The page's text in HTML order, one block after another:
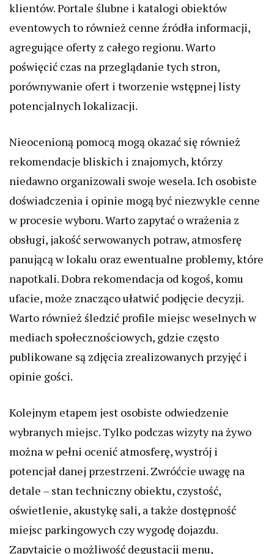
klientów. Portale ślubne i katalogi obiektów
eventowych to również cenne źródła informacji,
agregujące oferty z całego regionu. Warto
poświęcić czas na przeglądanie tych stron,
porównywanie ofert i tworzenie wstępnej listy
potencjalnych lokalizacji.
Nieocenioną pomocą mogą okazać się również
rekomendacje bliskich i znajomych, którzy
niedawno organizowali swoje wesela. Ich osobiste
doświadczenia i opinie mogą być niezwykle cenne
w procesie wyboru. Warto zapytać o wrażenia z
obsługi, jakość serwowanych potraw, atmosferę
panującą w lokalu oraz ewentualne problemy, które
napotkali. Dobra rekomendacja od kogoś, komu
ufacie, może znacząco ułatwić podjęcie decyzji.
Warto również śledzić profile miejsc weselnych w
mediach społecznościowych, gdzie często
publikowane są zdjęcia zrealizowanych przyjęć i
opinie gości.
Kolejnym etapem jest osobiste odwiedzenie
wybranych miejsc. Tylko podczas wizyty na żywo
można w pełni ocenić atmosferę, wystrój i
potencjał danej przestrzeni. Zwróćcie uwagę na
detale – stan techniczny obiektu, czystość,
oświetlenie, akustykę sali, a także dostępność
miejsc parkingowych czy wygodę dojazdu.
Zapytajcie o możliwość degustacji menu,